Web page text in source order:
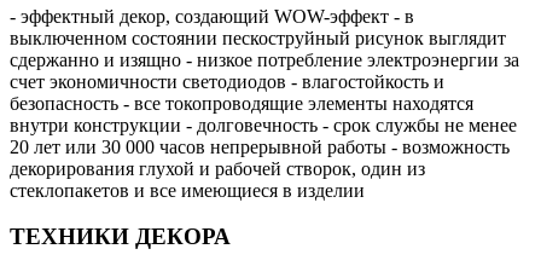
- эффектный декор, создающий WOW-эффект - в
выключенном состоянии пескоструйный рисунок выглядит
сдержанно и изящно - низкое потребление электроэнергии за
счет экономичности светодиодов - влагостойкость и
безопасность - все токопроводящие элементы находятся
внутри конструкции - долговечность - срок службы не менее
20 лет или 30 000 часов непрерывной работы - возможность
декорирования глухой и рабочей створок, один из
стеклопакетов и все имеющиеся в изделии
ТЕХНИКИ ДЕКОРА